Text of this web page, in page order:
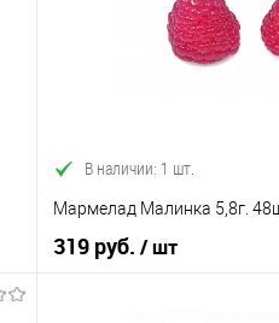
В наличии: 1 шт.
Мармелад Малинка 5,8г.
319 руб. / шт